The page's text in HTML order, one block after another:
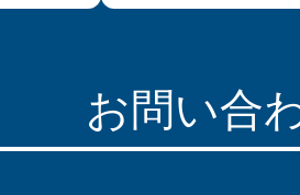
お問い合